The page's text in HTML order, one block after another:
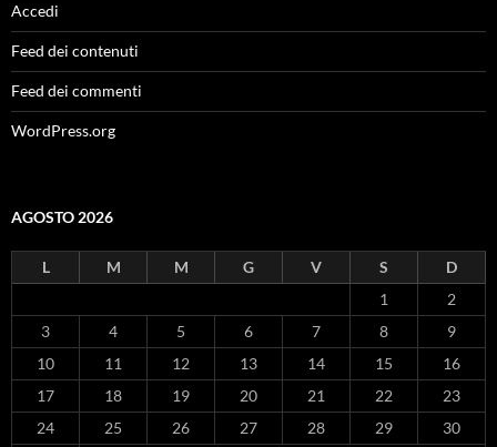
Accedi
Feed dei contenuti
Feed dei commenti
WordPress.org
AGOSTO 2026
L M M G V S
D
1
2
3
4 5 6 7 8
9
10
11 12 13 14 15
16
17
18 19 20 21 22
23
24
25 26 27 28 29 30